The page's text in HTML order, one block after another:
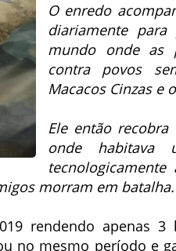
O enredo
diariamente
mundo onde as
contra povos
Macacos Cinzas e
Ele então
onde habitava
tecnologicamente
morram em batalha.
rendendo apenas 3
no mesmo período e